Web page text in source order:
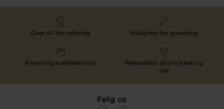
Over 40 års erfaring Mulighed for gravering
Personlig kundeservice
Reparation af smykker og
ure
Følg os